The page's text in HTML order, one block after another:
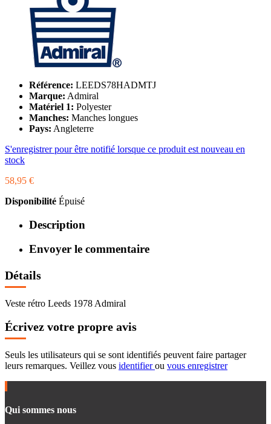
Référence: LEEDS78HADMTJ
Marque: Admiral
Matériel 1: Polyester
Manches: Manches longues
Pays: Angleterre
S'enregistrer pour être notifié lorsque ce produit est nouveau en
stock
58,95 €
Disponibilité Épuisé
Description
Envoyer le commentaire
Détails
Veste rétro Leeds 1978 Admiral
Écrivez votre propre avis
Seuls les utilisateurs qui se sont identifiés peuvent faire partager
leurs remarques. Veillez vous identifierou vous enregistrer
Qui sommes nous